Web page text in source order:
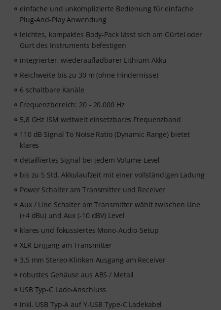
einfache und unkomplizierte Bedienung für einfache
Plug-And-Play Anwendung
leichtes, kompaktes Body-Pack lässt sich am Gürtel oder
Gurt des Instruments befestigen
integrierter, wiederaufladbarer Lithium-Akku
Reichweite bis zu 30 m (ohne Hindernisse)
6 schaltbare Kanäle
Frequenzbereich: 20 - 20.000 Hz
5,8 GHz ISM weltweit einsetzbares Frequenzband
110 dB Signal To Noise Ratio (Dynamic Range) bietet
klares
detailliertes Signal bei jedem Volume-Level
bis zu 5 Std. Akkulaufzeit mit einer vollständigen Ladung
Power Schalter am Transmitter und Receiver
Aux / Line Schalter am Transmitter wählt zwischen Line
(+4 dBu) und Aux (-10 dBV) Level
klares und fokussiertes Mono-Audio-Setup
XLR Eingang am Transmitter
3,5 mm Stereo-Klinken Ausgang am Receiver
robustes Gehäuse aus ABS / Metall
USB Typ-C Lade-Anschluss
inkl. USB Typ-A auf Y-USB Type-C Ladekabel